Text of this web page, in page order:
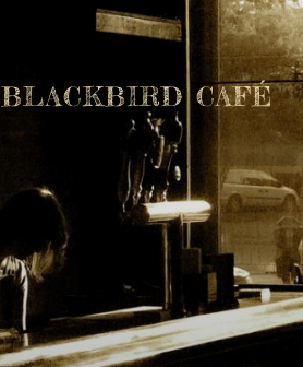
BLACKBIRD CAFÉ